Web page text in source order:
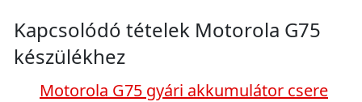
Kapcsolódó tételek Motorola G75
készülékhez
Motorola G75 gyári akkumulátor csere